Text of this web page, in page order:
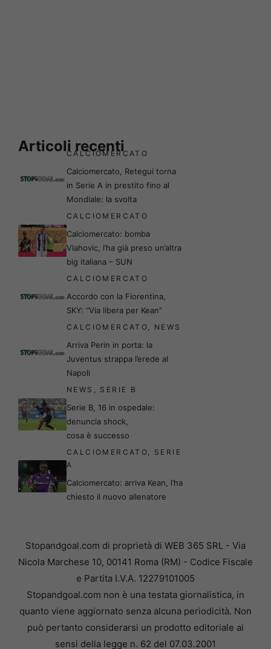
Articoli recenti
CALCIOMERCATO
Calciomercato, Retegui torna
in Serie A in prestito fino al
Mondiale: la svolta
CALCIOMERCATO
Calciomercato: bomba
Vlahovic, l’ha già preso un’altra
big italiana – SUN
CALCIOMERCATO
Accordo con la Fiorentina,
SKY: “Via libera per Kean”
CALCIOMERCATO, NEWS
Arriva Perin in porta: la
Juventus strappa l’erede al
Napoli
NEWS , SERIE B
Serie B, 16 in ospedale:
denuncia shock,
cosa è successo
CALCIOMERCATO, SERIE
A
Calciomercato: arriva Kean, l’ha
chiesto il nuovo allenatore
Stopandgoal.com di proprietà di WEB 365 SRL - Via
Nicola Marchese 10, 00141 Roma (RM) - Codice Fiscale
e Partita I.V.A. 12279101005
Stopandgoal.com non è una testata giornalistica, in
quanto viene aggiornato senza alcuna periodicità. Non
può pertanto considerarsi un prodotto editoriale ai
sensi della legge n. 62 del 07.03.2001